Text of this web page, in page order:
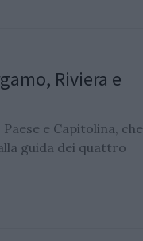
Riviera e
e Capitolina, che
guida dei quattro